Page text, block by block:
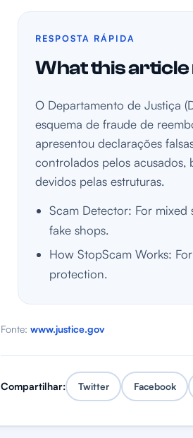
RESPOSTA RÁPIDA
What this
O Departamento de Justiça
esquema de fraude de
apresentou declarações
controlados pelos acusados,
devidos pelas estruturas.
Scam Detector: For mixed
fake shops.
How StopScam Works:
protection.
Fonte: www.justice.gov
Compartilhar: Twitter Facebook